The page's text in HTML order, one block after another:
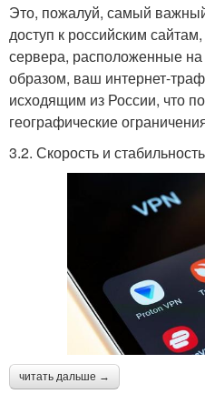
Это, пожалуй, самый
доступ к российским
сервера, расположенные
образом, ваш интернет-
исходящим из России, что
географические
3.2. Скорость и
читать дальше →